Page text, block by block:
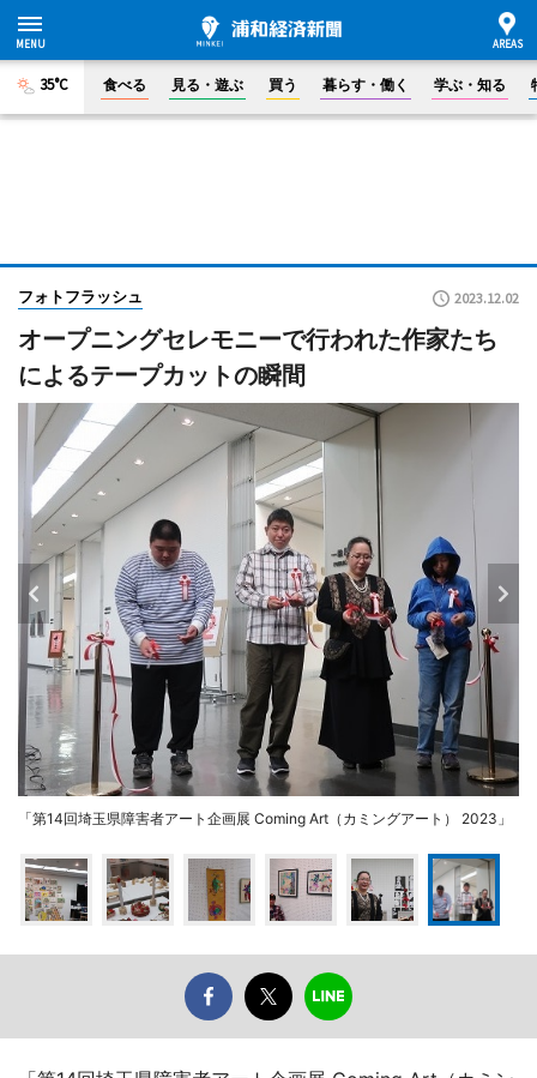
35°C 食べる 見る・遊ぶ 買う 暮らす・働く 学ぶ・知る
フォトフラッシュ 2023.12.02
オープニングセレモニーで行われた作家たち
によるテープカットの瞬間
「第14回埼玉県障害者アート企画展 Coming Art（カミングアート） 2023」